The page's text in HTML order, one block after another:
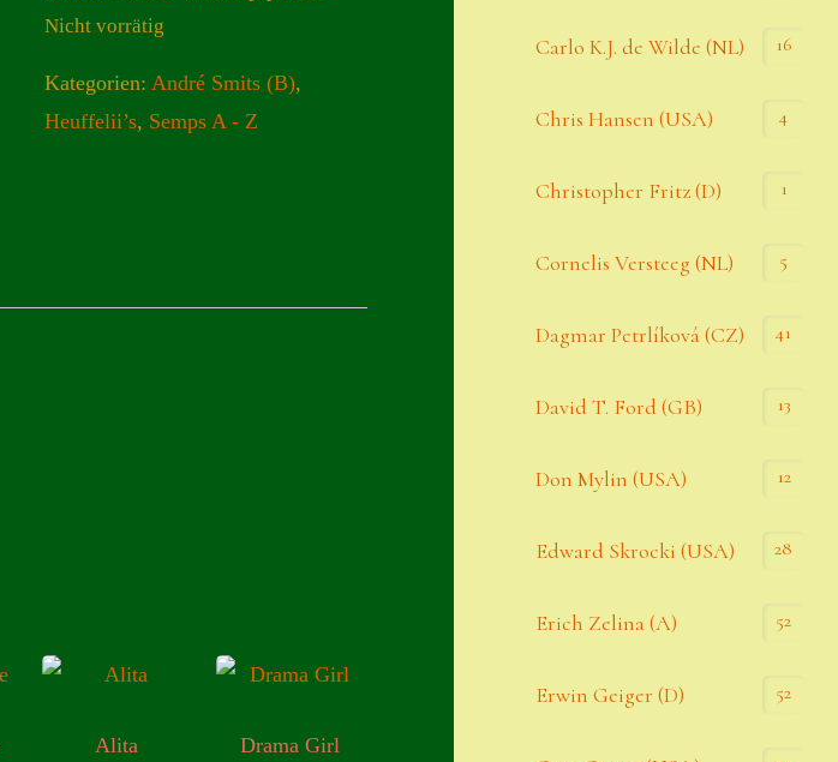
Kasse
Nicht vorrätig
Kategorien: André Smits (B),
Heuffelii’s, Semps A - Z
Alita Drama Girl
Carlo K.J. de Wilde (NL) 16
Chris Hansen (USA) 4
Christopher Fritz (D) 1
Cornelis Versteeg (NL) 5
Dagmar Petrlíková (CZ) 41
David T. Ford (GB) 13
Don Mylin (USA) 12
Edward Skrocki (USA) 28
Erich Zelina (A) 52
Erwin Geiger (D) 52